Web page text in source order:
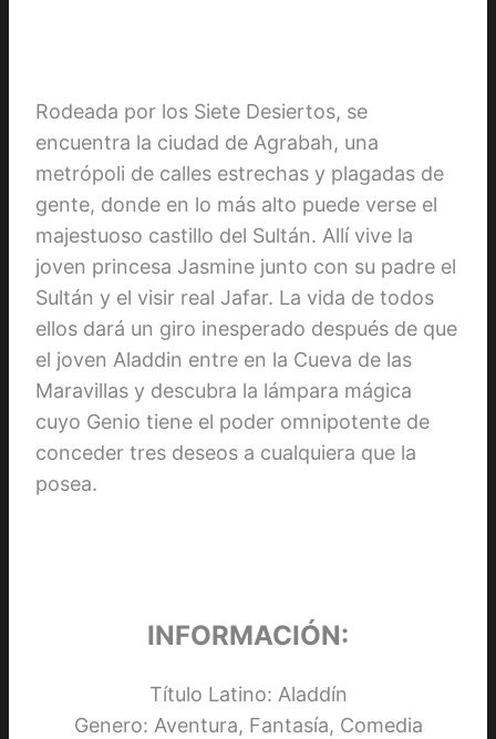
Rodeada por los Siete Desiertos, se
encuentra la ciudad de Agrabah, una
metrópoli de calles estrechas y plagadas de
gente, donde en lo más alto puede verse el
majestuoso castillo del Sultán. Allí vive la
joven princesa Jasmine junto con su padre el
Sultán y el visir real Jafar. La vida de todos
ellos dará un giro inesperado después de que
el joven Aladdin entre en la Cueva de las
Maravillas y descubra la lámpara mágica
cuyo Genio tiene el poder omnipotente de
conceder tres deseos a cualquiera que la
posea.
INFORMACIÓN:
Título Latino: Aladdín
Genero: Aventura, Fantasía, Comedia